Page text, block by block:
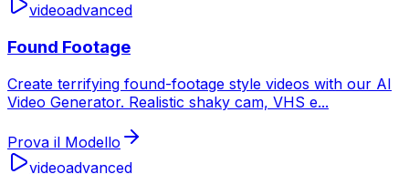
videoadvanced
Found Footage
Create terrifying found-footage style videos with our AI
Video Generator. Realistic shaky cam, VHS e...
Prova il Modello
videoadvanced